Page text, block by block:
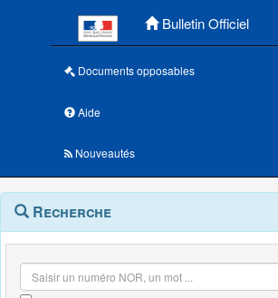
Bulletin Officiel
Documents opposables
Aide
Nouveautés
Navigation
outils
Menu
contextuel
Recherche